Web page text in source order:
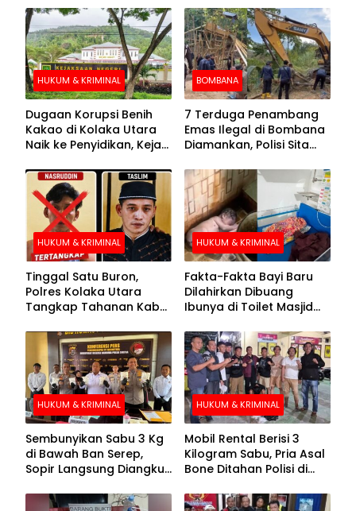
HUKUM & KRIMINAL
Dugaan Korupsi Benih
Kakao di Kolaka Utara
Naik ke Penyidikan, Kejari
BOMBANA
7 Terduga Penambang
Emas Ilegal di Bombana
Diamankan, Polisi Sita
Crusher
HUKUM & KRIMINAL
Tinggal Satu Buron,
Polres Kolaka Utara
Tangkap Tahanan Kabur
Pengejaran
HUKUM & KRIMINAL
Fakta-Fakta Bayi Baru
Dilahirkan Dibuang
Ibunya di Toilet Masjid
HUKUM & KRIMINAL
Sembunyikan Sabu 3 Kg
di Bawah Ban Serep,
Sopir Langsung Diangkut
HUKUM & KRIMINAL
Mobil Rental Berisi 3
Kilogram Sabu, Pria Asal
Bone Ditahan Polisi di